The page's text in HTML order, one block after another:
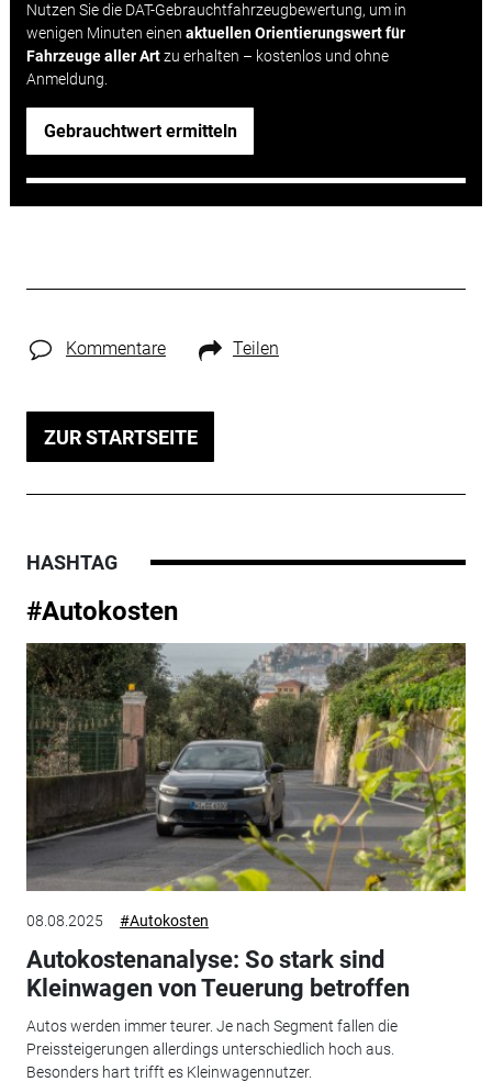
Nutzen Sie die DAT-Gebrauchtfahrzeugbewertung, um in
wenigen Minuten einen aktuellen Orientierungswert für
Fahrzeuge aller Artzu erhalten – kostenlos und ohne
Anmeldung.
Gebrauchtwert ermitteln
Kommentare Teilen
ZUR STARTSEITE
HASHTAG
#Autokosten
08.08.2025 #Autokosten
Autokostenanalyse: So stark sind
Kleinwagen von Teuerung betroffen
Autos werden immer teurer. Je nach Segment fallen die
Preissteigerungen allerdings unterschiedlich hoch aus.
Besonders hart trifft es Kleinwagennutzer.